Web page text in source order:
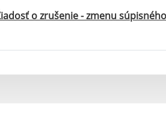
o zrušenie - zmenu